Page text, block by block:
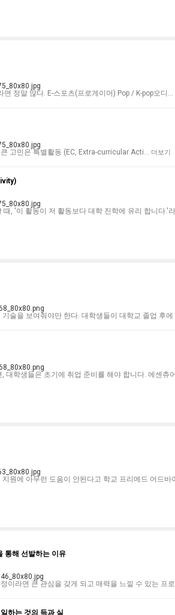
정말 많다. E-스포츠(프로게이머) Pop / K-pop오디…
고민은 특별활동 (EC, Extra-curricular Acti… 더보기
, '이 활동이 저 활동보다 대학 진학에 유리 합니다.'
술을 보여줘야만 한다. 대학생들이 대학교 졸업 후
대학생들은 초기에 취업 준비를 해야 합니다. 에센츄
원에 아무런 도움이 안된다고 학교 프리메드 어드바
통해 선발하는 이유
이라면 큰 관심을 갖게 되고 매력을 느낄 수 있는 프
하는 것의 득과 실